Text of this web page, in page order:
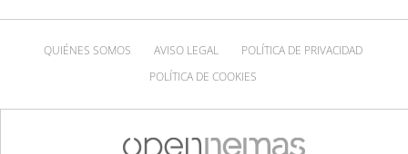
QUIÉNES SOMOS AVISO LEGAL
POLÍTICA DE PRIVACIDAD
POLÍTICA DE COOKIES